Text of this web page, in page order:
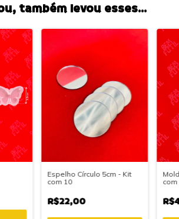
também levou esses...
Espelho Círculo 5cm - Kit
com 10
R$22,00